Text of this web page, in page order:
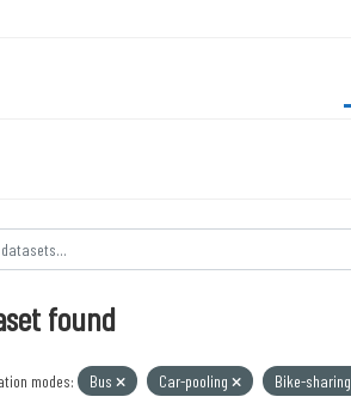
found
modes: Bus Car-pooling Bike-sharing